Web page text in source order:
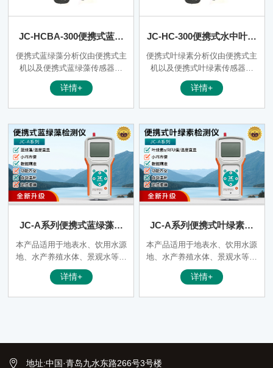
JC-HCBA-300便携式蓝绿
藻分析仪/蓝绿藻检测仪
便携式蓝绿藻分析仪由便携式主
机以及便携式蓝绿藻传感器组
成。是利用蓝藻在光谱中有吸收
峰和发射峰这一特性，发射特定
放出另外一种波长的单色光，蓝
绿藻发射的光强与水中蓝藻的含
详情+
JC-HC-300便携式水中叶绿
素分析仪|叶绿素检测仪
便携式叶绿素分析仪由便携式主
机以及便携式叶绿素传感器组
成。叶绿素传感器是利用叶绿色
素在光谱中有吸收峰和发射峰这
叶绿素吸收单色光的能量，释放
出另外一种波长发射峰的单色
光，叶绿素发射的光强与水中叶
绿素的含量成正比。
详情+
JC-A系列便携式蓝绿藻检
测仪
本产品适用于地表水、饮用水源
地、水产养殖水体、景观水等各
类水体的蓝绿藻浓度现场快速监
测、应急筛查及水华早期预警。
详情+
JC-A系列便携式叶绿素检
测仪
本产品适用于地表水、饮用水源
地、水产养殖水体、景观水等各
类水体的蓝绿藻浓度现场快速监
测、应急筛查及水华早期预警。
详情+
地址:中国·青岛九水东路266号3号楼